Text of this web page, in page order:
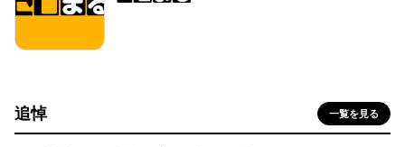
追悼 一覧を見る